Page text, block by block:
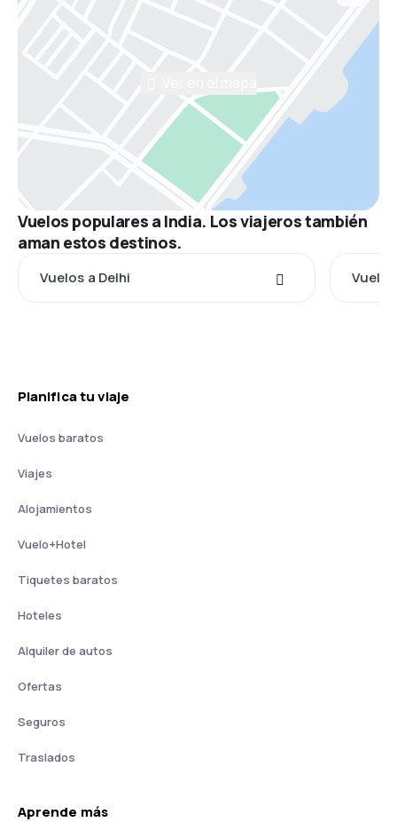
Vuelos populares a India. Los viajeros también
aman estos destinos.
Vuelos a Delhi
Planifica tu viaje
Vuelos baratos
Viajes
Alojamientos
Vuelo+Hotel
Tiquetes baratos
Hoteles
Alquiler de autos
Ofertas
Seguros
Traslados
Aprende más